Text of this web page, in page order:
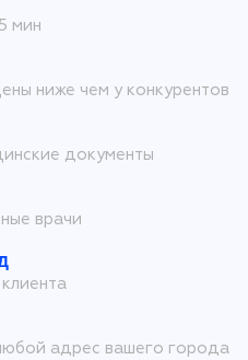
мин
ниже чем у конкурентов
документы
врачи
адрес вашего города